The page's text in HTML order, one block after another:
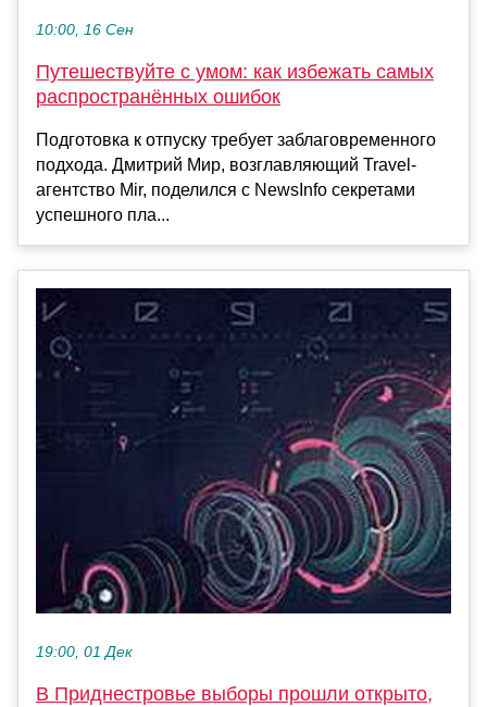
10:00, 16 Сен
Путешествуйте с умом: как избежать самых
распространённых ошибок
Подготовка к отпуску требует заблаговременного
подхода. Дмитрий Мир, возглавляющий Travel-
агентство Mir, поделился с NewsInfo секретами
успешного пла...
19:00, 01 Дек
В Приднестровье выборы прошли открыто,